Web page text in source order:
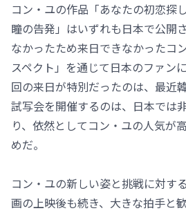
コン・ユの作品「あなたの初恋探
瞳の告発」はいずれも日本で公開
なかったため来日できなかったコ
スペクト」を通じて日本のファン
回の来日が特別だったのは、最近
試写会を開催するのは、日本では
り、依然としてコン・ユの人気が
めだ。
コン・ユの新しい姿と挑戦に対す
画の上映後も続き、大きな拍手と